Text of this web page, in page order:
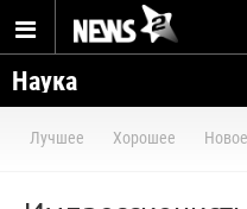
Наука
Лучшее Хорошее Новое